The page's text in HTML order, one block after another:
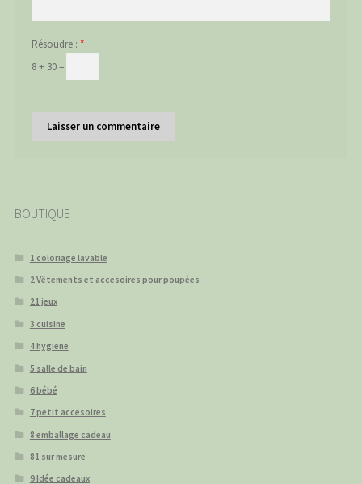
Résoudre : *
8 + 30 =
BOUTIQUE
1 coloriage lavable
2 Vêtements et accesoires pour poupées
21 jeux
3 cuisine
4 hygiene
5 salle de bain
6 bébé
7 petit accesoires
8 emballage cadeau
81 sur mesure
9 Idée cadeaux